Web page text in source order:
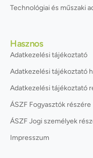
Technológiai és műszaki
Hasznos
Adatkezelési tájékoztató
Adatkezelési tájékoztató
Adatkezelési tájékoztató
ÁSZF Fogyasztók részére
ÁSZF Jogi személyek
Impresszum